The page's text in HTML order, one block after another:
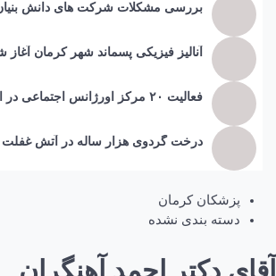
بررسی مشکلات شرکت های دانش
آنالیز فیزیکی پسماند شهر کرمان آغاز
فعالیت ۲۰ مرکز اورژانس اجتماعی در استان کرمان
درخت گردوی هزار ساله در آتش
پزشکان کرمان
دسته بندی نشده
آقای دکتر احمد آهنگران